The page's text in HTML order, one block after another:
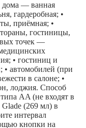
дома — ванная
гардеробная; •
приёмная; •
гостиницы,
точек —
• гостиниц и
• автомобилей (при
в салоне; •
лоджия. Способ
AA (не входят в
(269 мл) в
интервал
кнопки на